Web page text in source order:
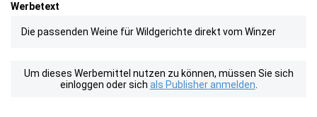
Werbetext
Die passenden Weine für Wildgerichte direkt vom Winzer
Um dieses Werbemittel nutzen zu können, müssen Sie sich
einloggen oder sich als Publisher anmelden